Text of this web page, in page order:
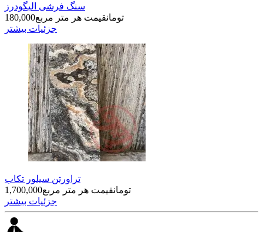
سنگ فرشی الیگودرز
180,000
تومانقیمت هر متر مربع
جزئیات بیشتر
تراورتن سیلور تکاب
1,700,000
تومانقیمت هر متر مربع
جزئیات بیشتر